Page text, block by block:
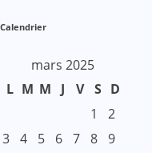
Calendrier
mars 2025
L M M J V S D
1
2
3 4 5 6 7 8 9